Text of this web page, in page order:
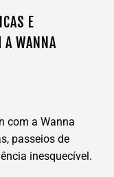
E
A WANNA
com a Wanna
passeios de
inesquecível.